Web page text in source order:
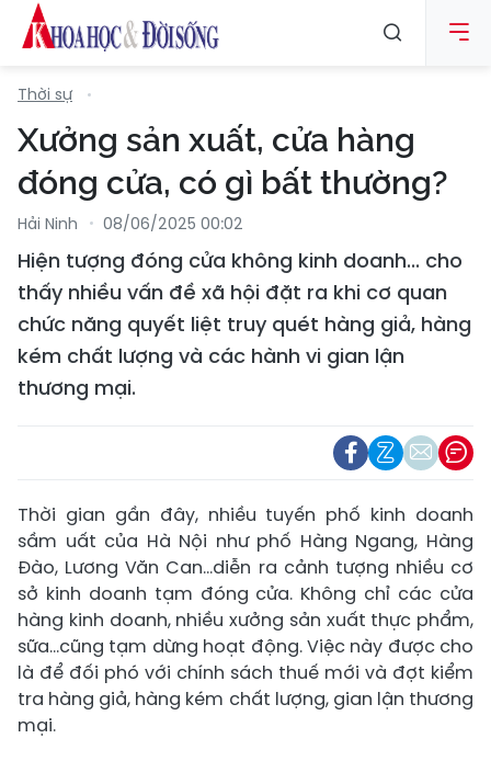
Thời sự
Xưởng sản xuất, cửa hàng
đóng cửa, có gì bất thường?
Hải Ninh 08/06/2025 00:02
Hiện tượng đóng cửa không kinh doanh... cho
thấy nhiều vấn đề xã hội đặt ra khi cơ quan
chức năng quyết liệt truy quét hàng giả, hàng
kém chất lượng và các hành vi gian lận
thương mại.
Thời gian gần đây, nhiều tuyến phố kinh doanh
sầm uất của Hà Nội như phố Hàng Ngang, Hàng
Đào, Lương Văn Can...diễn ra cảnh tượng nhiều cơ
sở kinh doanh tạm đóng cửa. Không chỉ các cửa
hàng kinh doanh, nhiều xưởng sản xuất thực phẩm,
sữa…cũng tạm dừng hoạt động. Việc này được cho
là để đối phó với chính sách thuế mới và đợt kiểm
tra hàng giả, hàng kém chất lượng, gian lận thương
mại.